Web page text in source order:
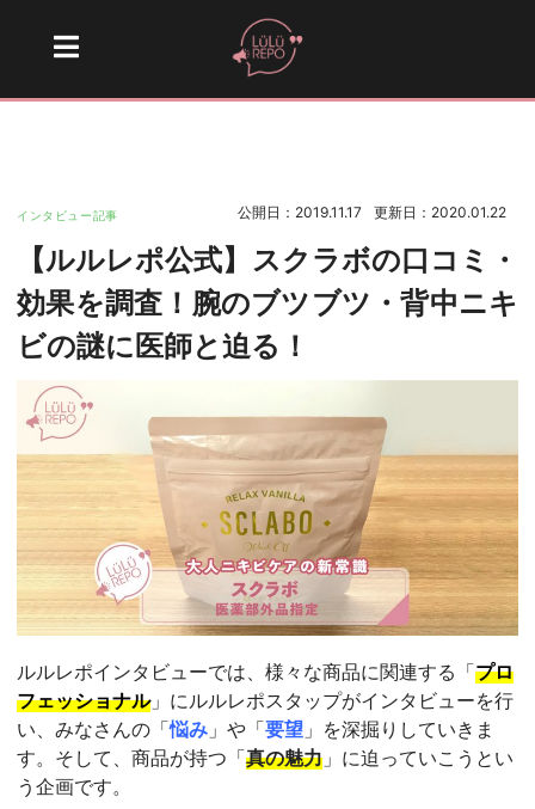
インタビュー記事 更新日：2020.01.22
公開日：2019.11.17
【ルルレポ公式】スクラボの口コミ・
効果を調査！腕のブツブツ・背中ニキ
ビの謎に医師と迫る！
ルルレポインタビューでは、様々な商品に関連する「プロ
フェッショナル」にルルレポスタップがインタビューを行
い、みなさんの「悩み 」や「要望 」を深掘りしていきま
す。そして、商品が持つ「真の魅力 」に迫っていこうとい
う企画です。